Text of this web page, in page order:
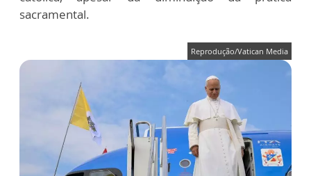
sacramental.
Reprodução/Vatican Media